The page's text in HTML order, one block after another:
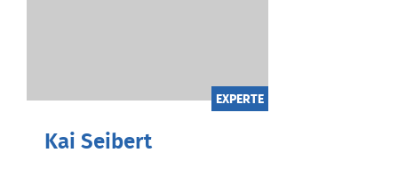
EXPERTE
Kai Seibert